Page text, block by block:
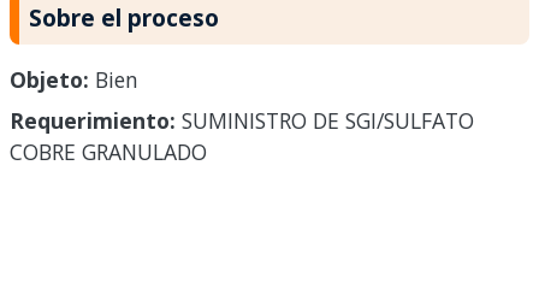
Sobre el proceso
Objeto: Bien
Requerimiento: SUMINISTRO DE SGI/SULFATO
COBRE GRANULADO